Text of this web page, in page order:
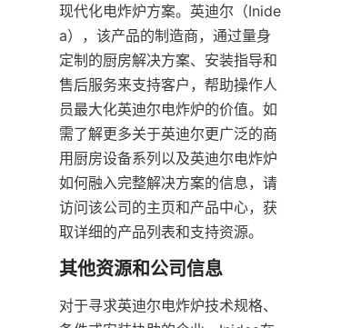
现代化电炸炉方案。英迪尔（Inide
a），该产品的制造商，通过量身
定制的厨房解决方案、安装指导和
售后服务来支持客户，帮助操作人
员最大化英迪尔电炸炉的价值。如
需了解更多关于英迪尔更广泛的商
用厨房设备系列以及英迪尔电炸炉
如何融入完整解决方案的信息，请
访问该公司的主页和产品中心，获
取详细的产品列表和支持资源。
对于寻求英迪尔电炸炉技术规格、